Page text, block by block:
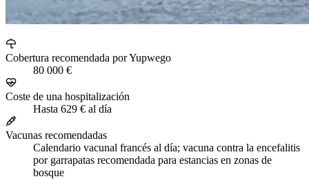
Cobertura recomendada por Yupwego
80 000 €
Coste de una hospitalización
Hasta 629 € al día
Vacunas recomendadas
Calendario vacunal francés al día; vacuna contra la encefalitis
por garrapatas recomendada para estancias en zonas de
bosque